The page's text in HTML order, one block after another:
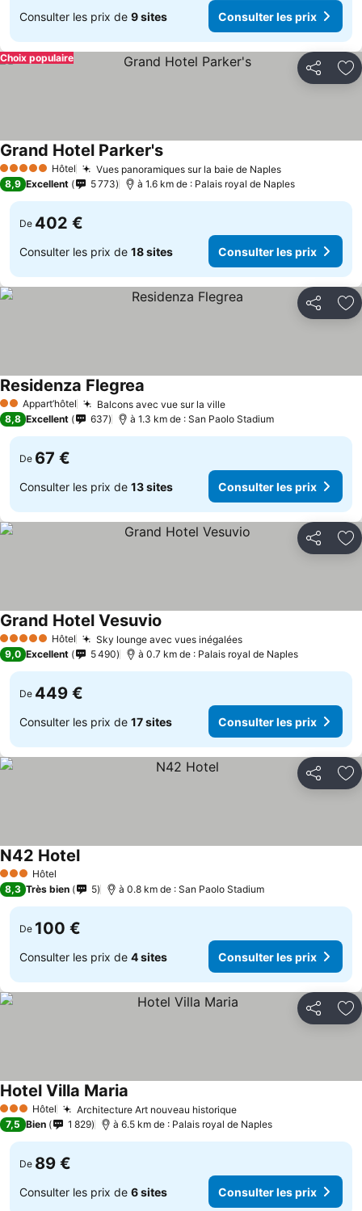
Consulter les prix de 9 sites Consulter les prix
Partager
Choix populaire
5 Étoiles Hôtel Vues panoramiques sur la baie de Naples
Grand Hotel Parker's
8,9 Excellent 5 773 à 1.6 km de : Palais royal de Naples
De 402 €
Consulter les prix de 18 sites Consulter les prix
Partager
2 ÉtoilesAppart’hôtel Balcons avec vue sur la ville
Residenza Flegrea
8,8 Excellent 637 à 1.3 km de : San Paolo Stadium
De 67 €
Consulter les prix de 13 sites Consulter les prix
Partager
5 Étoiles Hôtel Sky lounge avec vues inégalées
Grand Hotel Vesuvio
9,0 Excellent 5 490 à 0.7 km de : Palais royal de Naples
De 449 €
Consulter les prix de 17 sites Consulter les prix
Partager
3 ÉtoilesHôtel
N42 Hotel
8,3 Très bien 5 à 0.8 km de : San Paolo Stadium
De 100 €
Consulter les prix de 4 sites Consulter les prix
Partager
3 ÉtoilesHôtel Architecture Art nouveau historique
Hotel Villa Maria
7,5 Bien 1 829 à 6.5 km de : Palais royal de Naples
De 89 €
Consulter les prix de 6 sites Consulter les prix